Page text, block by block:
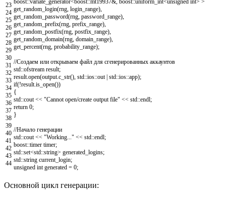
23
24
25
26
27
28
29
30
31
32
33
34
35
36
37
38
39
40
41
42
43
44
boost::variate_generator<boost::mt19937&, boost::uniform_int<unsigned int> >
get_random_login(rng, login_range),
get_random_password(rng, password_range),
get_random_prefix(rng, prefix_range),
get_random_postfix(rng, postfix_range),
get_random_domain(rng, domain_range),
get_percent(rng, probability_range);
//Создаем или открываем файл для сгенерированных аккаунтов
std::ofstream result;
result.open(output.c_str(), std::ios::out std::ios::app);
if(!result.is_open())
{
std::cout << "Cannot open/create output file" << std::endl;
return 0;
}
//Начало генерации
std::cout << "Working..." << std::endl;
boost::timer timer;
std::set<std::string> generated_logins;
std::string current_login;
unsigned int generated = 0;
Основной цикл генерации: